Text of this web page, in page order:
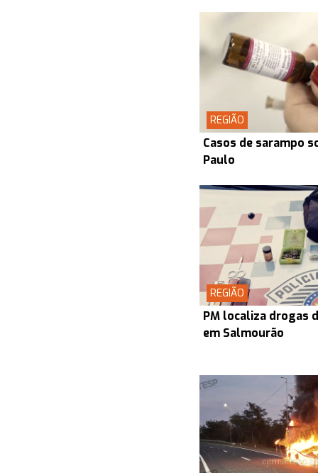
REGIÃO
Casos de sarampo
Paulo
REGIÃO
PM localiza drogas
em Salmourão